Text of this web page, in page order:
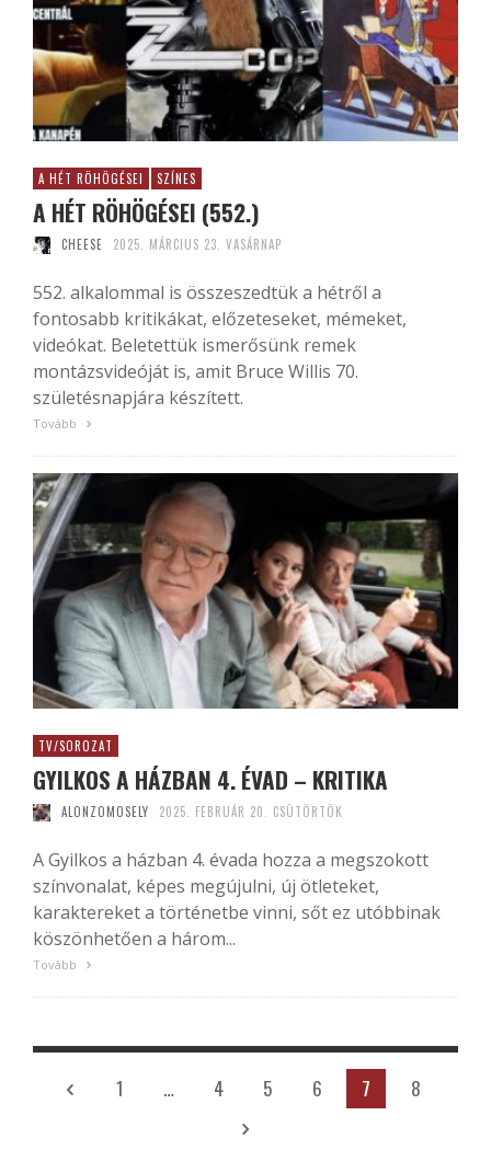
A HÉT RÖHÖGÉSEI SZÍNES
A HÉT RÖHÖGÉSEI (552.)
CHEESE 2025. MÁRCIUS 23. VASÁRNAP
552. alkalommal is összeszedtük a hétről a
fontosabb kritikákat, előzeteseket, mémeket,
videókat. Beletettük ismerősünk remek
montázsvideóját is, amit Bruce Willis 70.
születésnapjára készített.
Tovább
TV/SOROZAT
GYILKOS A HÁZBAN 4. ÉVAD – KRITIKA
ALONZOMOSELY 2025. FEBRUÁR 20. CSÜTÖRTÖK
A Gyilkos a házban 4. évada hozza a megszokott
színvonalat, képes megújulni, új ötleteket,
karaktereket a történetbe vinni, sőt ez utóbbinak
köszönhetően a három...
Tovább
1 … 4 5 6 7 8